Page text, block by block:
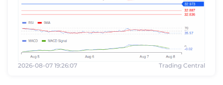
2026-08-07 19:26:07 Trading Central